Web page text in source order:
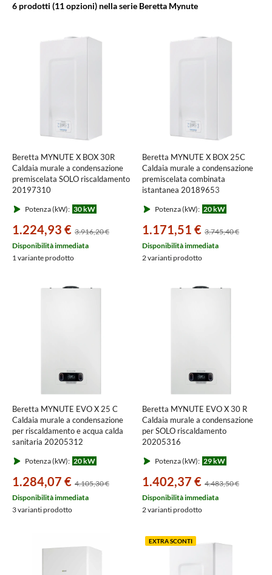
6 prodotti (11 opzioni) nella serie Beretta Mynute
Beretta MYNUTE X BOX 30R
Caldaia murale a condensazione
premiscelata SOLO riscaldamento
20197310
Potenza (kW): 30 kW
1.224,93 € 3.916,20 €
Disponibilità immediata
1 variante prodotto
Beretta MYNUTE X BOX 25C
Caldaia murale a condensazione
premiscelata combinata
istantanea 20189653
Potenza (kW): 20 kW
1.171,51 € 3.745,40 €
Disponibilità immediata
2 varianti prodotto
Beretta MYNUTE EVO X 25 C
Caldaia murale a condensazione
per riscaldamento e acqua calda
sanitaria 20205312
Potenza (kW): 20 kW
1.284,07 € 4.105,30 €
Disponibilità immediata
3 varianti prodotto
Beretta MYNUTE EVO X 30 R
Caldaia murale a condensazione
per SOLO riscaldamento
20205316
Potenza (kW): 29 kW
1.402,37 € 4.483,50 €
Disponibilità immediata
2 varianti prodotto
EXTRA SCONTI